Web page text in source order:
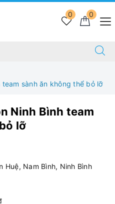
0
0
sành ăn không thể bỏ lỡ
Ninh Bình team
lỡ
Nam Bình, Ninh Bình